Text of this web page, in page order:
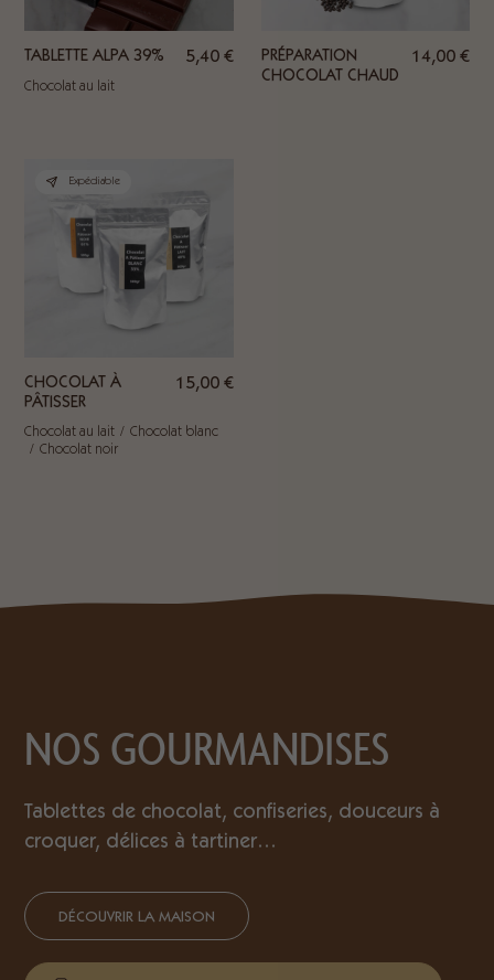
TABLETTE ALPA 39% 5,40 €
Chocolat au lait
PRÉPARATION
CHOCOLAT CHAUD
14,00 €
Expédiable
CHOCOLAT À
PÂTISSER
15,00 €
Chocolat au lait
Chocolat blanc
Chocolat noir
NOS GOURMANDISES
Tablettes de chocolat, confiseries, douceurs à
croquer, délices à tartiner…
DÉCOUVRIR LA MAISON